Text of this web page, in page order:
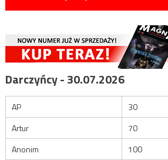
Darczyńcy - 30.07.2026
AP
30
Artur
70
Anonim
100